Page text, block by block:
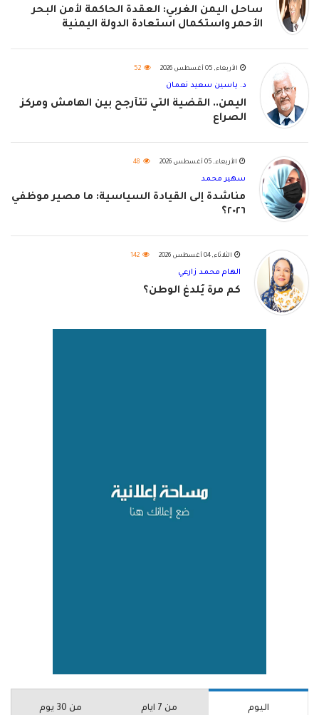
ساحل اليمن الغربي: العقدة الحاكمة لأمن البحر
الأحمر واستكمال استعادة الدولة اليمنية
الأربعاء, 05 أغسطس 2026 52
د. ياسين سعيد نعمان
اليمن.. القضية التي تتأرجح بين الهامش ومركز
الصراع
الأربعاء, 05 أغسطس 2026 48
سهير محمد
مناشدة إلى القيادة السياسية: ما مصير موظفي
٢٠٢٦؟
الثلاثاء, 04 أغسطس 2026 142
الهام محمد زارعي
كم مرة يُلدغ الوطن؟
اليوم من 7 ايام من 30 يوم